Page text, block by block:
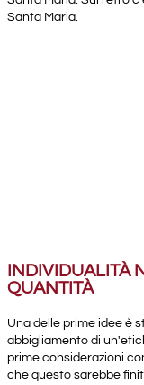
Santa Maria.
INDIVIDUALITÀ
QUANTITÀ
Una delle prime idee è
abbigliamento di
prime considerazioni
che questo sarebbe